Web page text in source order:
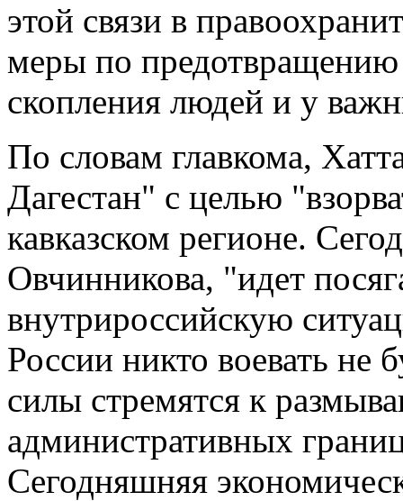
этой связи в
меры по предотвращению
скопления людей и у
По словам главкома,
Дагестан" с целью
кавказском регионе.
Овчинникова, "идет
внутрироссийскую
России никто воевать не
силы стремятся к
административных
Сегодняшняя